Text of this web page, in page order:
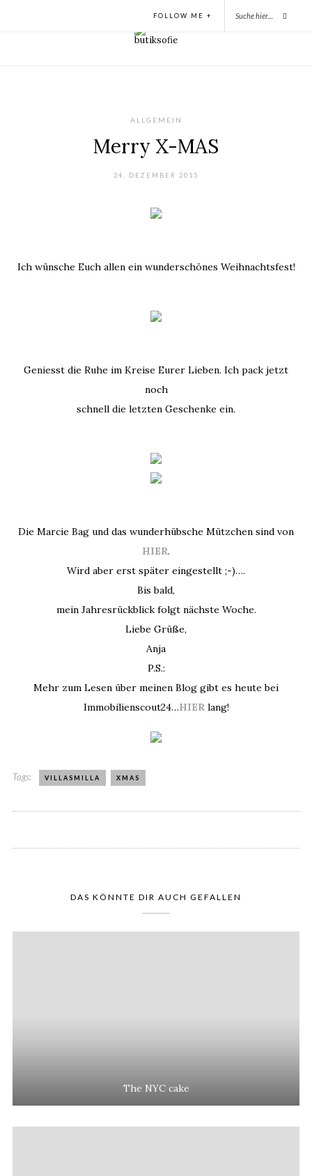
FOLLOW ME +
ALLGEMEIN
Merry X-MAS
24. DEZEMBER 2015
Ich wünsche Euch allen ein wunderschönes Weihnachtsfest!
Geniesst die Ruhe im Kreise Eurer Lieben. Ich pack jetzt
noch
schnell die letzten Geschenke ein.
Die Marcie Bag und das wunderhübsche Mützchen sind von
HIER.
Wird aber erst später eingestellt ;-)….
Bis bald,
mein Jahresrückblick folgt nächste Woche.
Liebe Grüße,
Anja
P.S.:
Mehr zum Lesen über meinen Blog gibt es heute bei
Immobilienscout24…HIERlang!
Tags: VILLASMILLA XMAS
DAS KÖNNTE DIR AUCH GEFALLEN
The NYC cake